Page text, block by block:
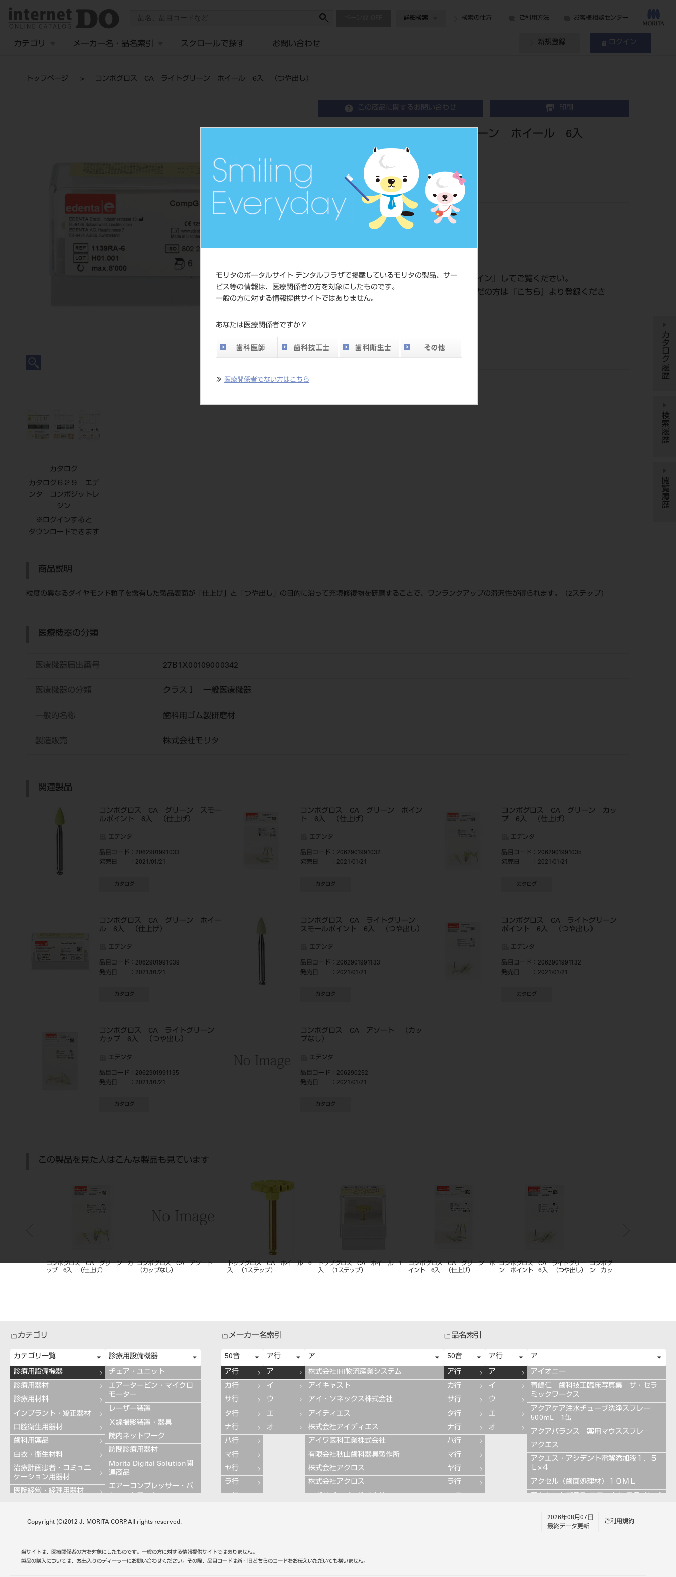
モリタのポータルサイト デンタルプラザで掲載しているモリタの製品、サー
ビス等の情報は、医療関係者の方を対象にしたものです。
一般の方に対する情報提供サイトではありません。
あなたは医療関係者ですか？
≫ 医療関係者でない方はこちら
詳細検索 検索の仕方 ご利用方法 お客様相談センター
カテゴリ メーカー名・品名索引 スクロールで探す お問い合わせ 新規登録 ログイン
トップページ コンポグロス CA ライトグリーン ホイール 6入 （つや出し）
この商品に関するお問い合わせ 印刷
コンポグロス CA ライトグリーン ホイール 6入
（つや出し）
歯科用ゴム製研磨材
品目コード 2062901991139
4560266551297
標準価格
価格の確認は『 ログイン 』してご覧ください。
ネット会員登録がまだの方は『
こちら
』より登録くださ
メーカー エデンタ
カタログ
カタログ６２９ エデ
ンタ コンポジットレ
ジン
※ログインすると
ダウンロードできます
商品説明
粒度の異なるダイヤモンド粒子を含有した製品表面が「仕上げ」と「つや出し」の目的に沿って充填修復物を研磨することで、ワンランクアップの滑沢性が得られます。（2ステップ）
医療機器の分類
医療機器届出番号 27B1X00109000342
医療機器の分類 クラスⅠ 一般医療機器
一般的名称 歯科用ゴム製研磨材
製造販売 株式会社モリタ
関連製品
コンポグロス CA グリーン スモー
ルポイント 6入 （仕上げ）
エデンタ
品目コード ：2062901991033
発売日
：2021/01/21
カタログ
コンポグロス CA グリーン ポイン
ト 6入 （仕上げ）
エデンタ
品目コード ：2062901991032
発売日
：2021/01/21
カタログ
コンポグロス CA グリーン カッ
プ 6入 （仕上げ）
エデンタ
品目コード ：2062901991035
発売日
：2021/01/21
カタログ
コンポグロス CA グリーン ホイー
ル 6入 （仕上げ）
エデンタ
品目コード ：2062901991039
発売日
：2021/01/21
カタログ
コンポグロス CA ライトグリーン
スモールポイント 6入 （つや出し）
エデンタ
品目コード ：2062901991133
発売日
：2021/01/21
カタログ
コンポグロス CA ライトグリーン
ポイント 6入 （つや出し）
エデンタ
品目コード ：2062901991132
発売日
：2021/01/21
カタログ
コンポグロス CA ライトグリーン
カップ 6入 （つや出し）
エデンタ
品目コード ：2062901991135
発売日
：2021/01/21
カタログ
コンポグロス CA アソート （カッ
プなし）
エデンタ
品目コード ：206290252
発売日
：2021/01/21
カタログ
この製品を見た人はこんな製品も見ています
グリーン ス
コンポグロス CA グリーン カ
ップ 6入 （仕上げ）
コンポグロス CA アソート
（カップなし）
トップグロス CA ホイール 6
入 （1ステップ）
トップグロス CA ホイール 1
入 （1ステップ）
コンポグロス CA グリーン ポ
イント 6入 （仕上げ）
コンポグロス CA ライトグリー
ン ポイント 6入 （つや出し）
コンポグロス CA ライトグリー
ン カップ 6入 （つや出し）
カタログ履歴
検索履歴
閲覧履歴
カテゴリ
カテゴリ一覧
診療用設備機器
診療用器材
診療用材料
インプラント・矯正器材
口腔衛生用器材
歯科用薬品
白衣・衛生材料
治療計画患者・コミュニ
ケーション用器材
医院経営・経理用器材
技工用設備機器
歯科用金属
診療用設備機器
チェア・ユニット
エアータービン・マイクロ
モーター
レーザー装置
Ｘ線撮影装置・器具
院内ネットワーク
訪問診療用器材
Morita Digital Solution関
連商品
エアーコンプレッサー・バ
その他の診療用設備機器
メーカー名索引
50音
ア行
カ行
サ行
タ行
ナ行
ハ行
マ行
ヤ行
ラ行
ア行
ア
イ
ウ
エ
オ
ア
株式会社IHI物流産業システム
アイキャスト
アイ・ソネックス株式会社
アイディエス
株式会社アイディエス
アイワ医科工業株式会社
有限会社秋山歯科器具製作所
株式会社アクロス
株式会社アクロス
アルデンテ
品名索引
50音
ア行
カ行
サ行
タ行
ナ行
ハ行
マ行
ヤ行
ラ行
ア行
ア
イ
ウ
エ
オ
ア
アイオニー
青嶋仁 歯科技工臨床写真集 ザ・セラ
ミックワークス
アクアケア注水チューブ洗浄スプレー
500mL 1缶
アクアバランス 薬用マウススプレ－
アクエス
アクエス・アシデント電解添加液１．５
Ｌ×４
アクセル（歯面処理材）１０ＭＬ
アクセントプラス エフェクト ステインペ
ースト 4g ES13 グレー
Copyright (C)2012 J. MORITA CORP. All rights reserved.
2026年08月07日
最終データ更新
ご利用規約
当サイトは、医療関係者の方を対象にしたものです。一般の方に対する情報提供サイトではありません。
製品の購入については、お出入りのディーラーにお問い合わせください。その際、品目コードは新・旧どちらのコードをお伝えいただいても構いません。